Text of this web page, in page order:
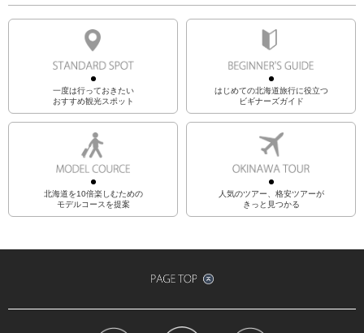
一度は行っておきたい
おすすめ観光スポット
はじめての北海道旅行に役立つ
ビギナーズガイド
北海道を10倍楽しむための
モデルコースを提案
人気のツアー、格安ツアーが
きっと見つかる